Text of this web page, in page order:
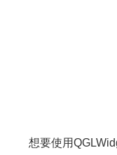
想要使用